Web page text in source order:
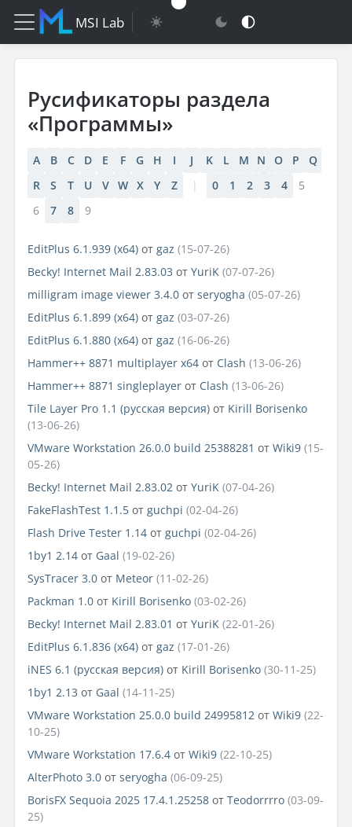
MSI Lab
Русификаторы раздела
«Программы»
A B C D E F G H I J K L M N O P
Q
R
S T U V W X Y Z | 0 1 2 3 4
5
6
7 8 9
EditPlus 6.1.939 (x64) от gaz (15-07-26)
Becky! Internet Mail 2.83.03 от YuriK (07-07-26)
milligram image viewer 3.4.0 от seryogha (05-07-26)
EditPlus 6.1.899 (x64) от gaz (03-07-26)
EditPlus 6.1.880 (x64) от gaz (16-06-26)
Hammer++ 8871 multiplayer x64 от Clash (13-06-26)
Hammer++ 8871 singleplayer от Clash (13-06-26)
Tile Layer Pro 1.1 (русская версия) от Kirill Borisenko
(13-06-26)
VMware Workstation 26.0.0 build 25388281 от Wiki9 (15-
05-26)
Becky! Internet Mail 2.83.02 от YuriK (07-04-26)
FakeFlashTest 1.1.5 от guchpi (02-04-26)
Flash Drive Tester 1.14 от guchpi (02-04-26)
1by1 2.14 от Gaal (19-02-26)
SysTracer 3.0 от Meteor (11-02-26)
Packman 1.0 от Kirill Borisenko (03-02-26)
Becky! Internet Mail 2.83.01 от YuriK (22-01-26)
EditPlus 6.1.836 (x64) от gaz (17-01-26)
iNES 6.1 (русская версия) от Kirill Borisenko (30-11-25)
1by1 2.13 от Gaal (14-11-25)
VMware Workstation 25.0.0 build 24995812 от Wiki9 (22-
10-25)
VMware Workstation 17.6.4 от Wiki9 (22-10-25)
AlterPhoto 3.0 от seryogha (06-09-25)
BorisFX Sequoia 2025 17.4.1.25258 от Teodorrrro (03-09-
25)